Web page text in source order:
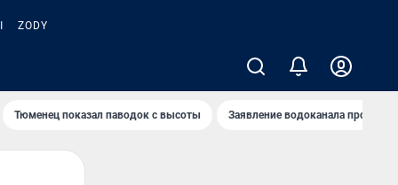
ZODY
Тюменец показал паводок с высоты Заявление водоканала про